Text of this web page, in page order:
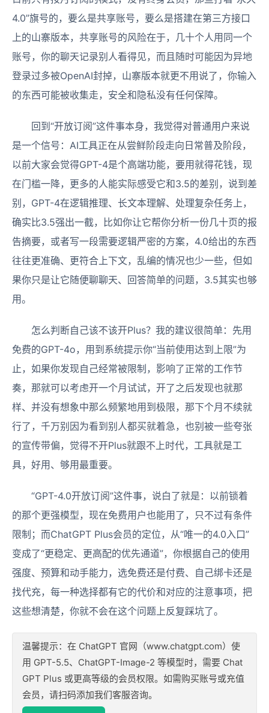
4.0”旗号的，要么是共享账号，要么是搭建在第三方接口
上的山寨版本，共享账号的风险在于，几十个人用同一个
账号，你的聊天记录别人看得见，而且随时可能因为异地
登录过多被OpenAI封掉，山寨版本就更不用说了，你输入
的东西可能被收集走，安全和隐私没有任何保障。
回到“开放订阅”这件事本身，我觉得对普通用户来说
是一个信号：AI工具正在从尝鲜阶段走向日常普及阶段，
以前大家会觉得GPT-4是个高端功能，要用就得花钱，现
在门槛一降，更多的人能实际感受它和3.5的差别，说到差
别，GPT-4在逻辑推理、长文本理解、处理复杂任务上，
确实比3.5强出一截，比如你让它帮你分析一份几十页的报
告摘要，或者写一段需要逻辑严密的方案，4.0给出的东西
往往更准确、更符合上下文，乱编的情况也少一些，但如
果你只是让它随便聊聊天、回答简单的问题，3.5其实也够
用。
怎么判断自己该不该开Plus？我的建议很简单：先用
免费的GPT-4o，用到系统提示你“当前使用达到上限”为
止，如果你发现自己经常被限制，影响了正常的工作节
奏，那就可以考虑开一个月试试，开了之后发现也就那
样、并没有想象中那么频繁地用到极限，那下个月不续就
行了，千万别因为看到别人都买就着急，也别被一些夸张
的宣传带偏，觉得不开Plus就跟不上时代，工具就是工
具，好用、够用最重要。
“GPT-4.0开放订阅”这件事，说白了就是：以前锁着
的那个更强模型，现在免费用户也能用了，只不过有条件
限制；而ChatGPT Plus会员的定位，从“唯一的4.0入口”
变成了“更稳定、更高配的优先通道”，你根据自己的使用
强度、预算和动手能力，选免费还是付费、自己绑卡还是
找代充，每一种选择都有它的代价和对应的注意事项，把
这些想清楚，你就不会在这个问题上反复踩坑了。
温馨提示：在 ChatGPT 官网（www.chatgpt.com）使
用 GPT-5.5、ChatGPT-Image-2 等模型时，需要 Chat
GPT Plus 或更高等级的会员权限。如需购买账号或充值
会员，请扫码添加我们客服咨询。